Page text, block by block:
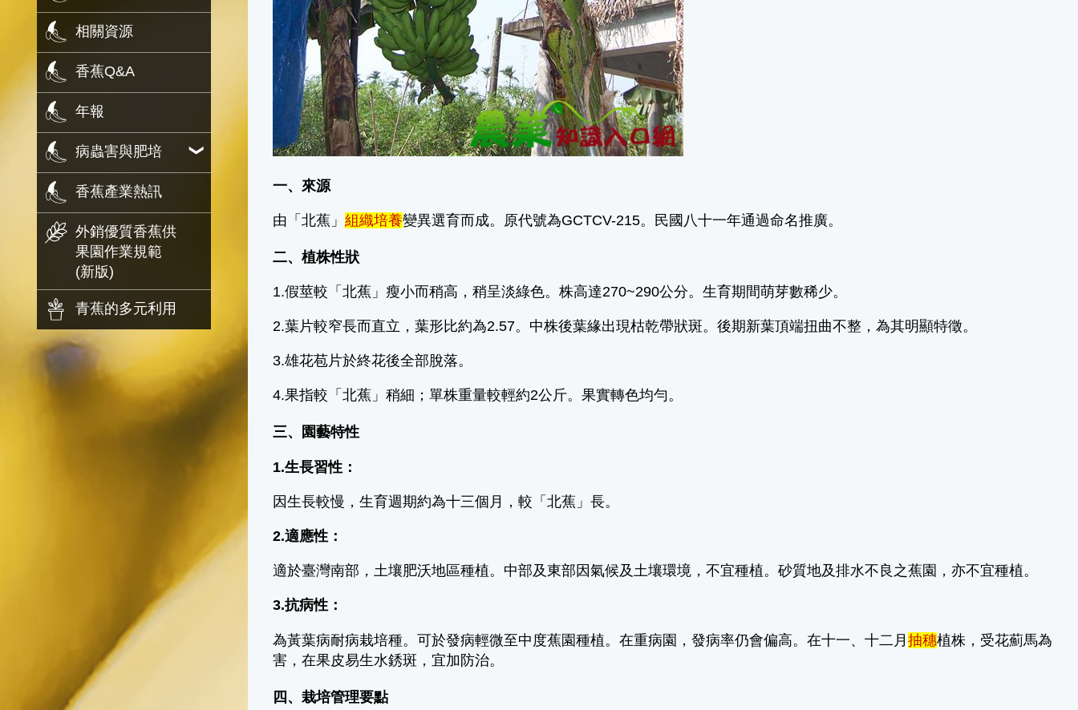
相關資源
香蕉Q&A
年報
病蟲害與肥培
香蕉產業熱訊
外銷優質香蕉供
果園作業規範
(新版)
青蕉的多元利用
一、來源
由「北蕉」組織培養變異選育而成。原代號為GCTCV-215。民國八十一年通過命名推廣。
二、植株性狀
1.假莖較「北蕉」瘦小而稍高，稍呈淡綠色。株高達270~290公分。生育期間萌芽數稀少。
2.葉片較窄長而直立，葉形比約為2.57。中株後葉緣出現枯乾帶狀斑。後期新葉頂端扭曲不整，為其明顯特徵。
3.雄花苞片於終花後全部脫落。
4.果指較「北蕉」稍細；單株重量較輕約2公斤。果實轉色均勻。
三、園藝特性
1.生長習性：
因生長較慢，生育週期約為十三個月，較「北蕉」長。
2.適應性：
適於臺灣南部，土壤肥沃地區種植。中部及東部因氣候及土壤環境，不宜種植。砂質地及排水不良之蕉園，亦不宜種植。
3.抗病性：
為黃葉病耐病栽培種。可於發病輕微至中度蕉園種植。在重病園，發病率仍會偏高。在十一、十二月抽穗植株，受花薊馬為
害，在果皮易生水銹斑，宜加防治。
四、栽培管理要點